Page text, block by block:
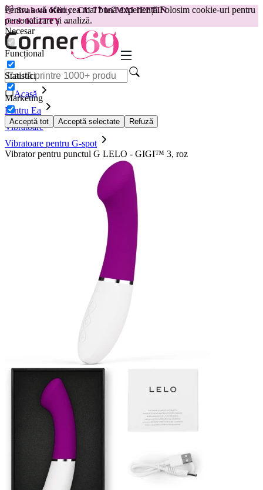
Pentru a vă oferi cea mai bună experiență.Folosim cookie-uri pentru
personalizare și analiză.
Necesar
Funcțional
Statistici
Marketing
Acceptă tot Acceptă selectate Refuză
😽Svakom Klitty: CU 77 lei MAI IEFTIN
Cod: KLITTY →
Acasă
Pentru Ea
Vibratoare
Vibratoare pentru G-spot
Vibrator pentru punctul G LELO - GIGI™ 3, roz